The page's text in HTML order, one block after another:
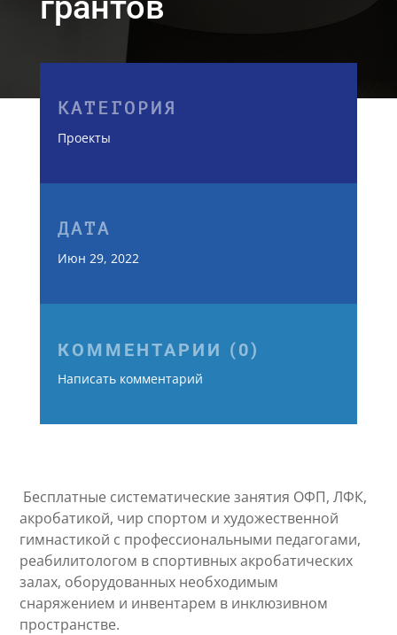
КАТЕГОРИЯ
Проекты
ДАТА
Июн 29, 2022
КОММЕНТАРИИ (0)
Написать комментарий
Бесплатные систематические занятия ОФП, ЛФК,
акробатикой, чир спортом и художественной
гимнастикой с профессиональными педагогами,
реабилитологом в спортивных акробатических
залах, оборудованных необходимым
снаряжением и инвентарем в инклюзивном
пространстве.